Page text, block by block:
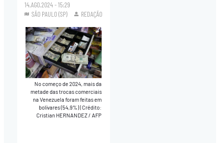
14.AGO.2024 - 15:29
SÃO PAULO (SP)
REDAÇÃO
No começo de 2024, mais da
metade das trocas comerciais
na Venezuela foram feitas em
bolívares (54,9%)|Crédito:
Cristian HERNANDEZ / AFP